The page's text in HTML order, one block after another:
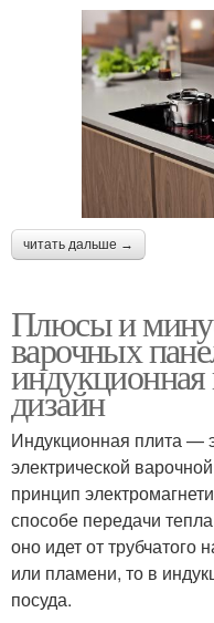
читать дальше →
Плюсы и
варочных
дизайн
Индукционная плита —
электрической
принцип
способе передачи
оно идет от трубчатого
или пламени, то в
посуда.